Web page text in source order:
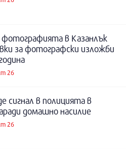
в Казанлък
за фотографски изложби
26
сигнал в полицията в
домашно насилие
26